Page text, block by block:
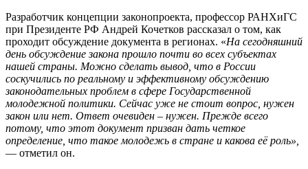
Разработчик концепции законопроекта, профессор РАНХиГС
при Президенте РФ Андрей Кочетков рассказал о том, как
проходит обсуждение документа в регионах. «На сегодняшний
день обсуждение закона прошло почти во всех субъектах
нашей страны. Можно сделать вывод, что в России
соскучились по реальному и эффективному обсуждению
законодательных проблем в сфере Государственной
молодежной политики. Сейчас уже не стоит вопрос, нужен
закон или нет. Ответ очевиден – нужен. Прежде всего
потому, что этот документ призван дать четкое
определение, что такое молодежь в стране и какова её роль»,
— отметил он.